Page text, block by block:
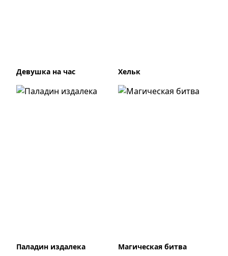
Девушка на час Хельк
Паладин издалека Магическая битва